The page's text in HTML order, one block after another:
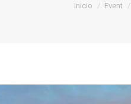
Inicio Event